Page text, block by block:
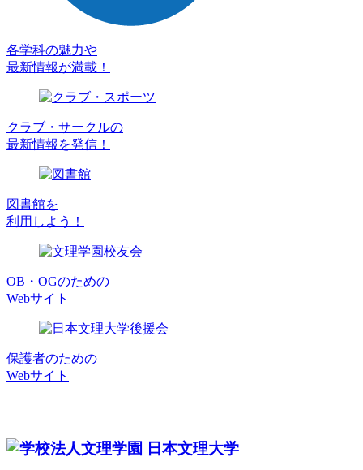
各学科の魅力や
最新情報が満載！
クラブ・サークルの
最新情報を発信！
図書館を
利用しよう！
OB・OGのための
Webサイト
保護者のための
Webサイト